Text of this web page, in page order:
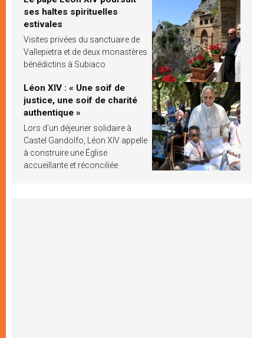
ses haltes spirituelles
estivales
Visites privées du sanctuaire de
Vallepietra et de deux monastères
bénédictins à Subiaco
Léon XIV : « Une soif de
justice, une soif de charité
authentique »
Lors d’un déjeuner solidaire à
Castel Gandolfo, Léon XIV appelle
à construire une Église
accueillante et réconciliée